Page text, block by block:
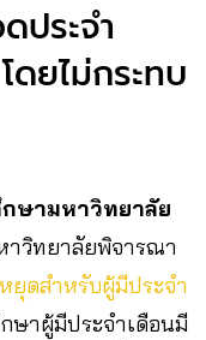
ประจำ
ดยไม่กระทบ
ษามหาวิทยาลัย
าวิทยาลัยพิจารณา
ยุดสำหรับผู้มีประจำ
ษาผู้มีประจำเดือนมี